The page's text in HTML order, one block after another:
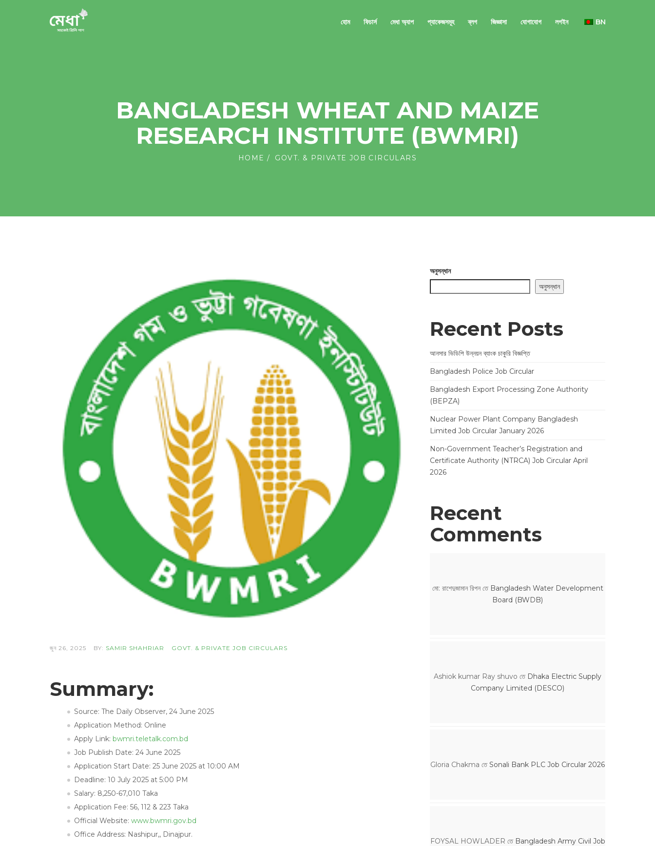
হোম ফিচার্স মেধা অ্যাপ প্যাকেজসমূহ ব্লগ জিজ্ঞাসা যোগাযোগ লগইন BN
BANGLADESH WHEAT AND MAIZE
RESEARCH INSTITUTE (BWMRI)
HOME GOVT. & PRIVATE JOB CIRCULARS
জুন 26, 2025 BY: SAMIR SHAHRIAR GOVT. & PRIVATE JOB CIRCULARS
Summary:
Source: The Daily Observer, 24 June 2025
Application Method: Online
Apply Link: bwmri.teletalk.com.bd
Job Publish Date: 24 June 2025
Application Start Date: 25 June 2025 at 10:00 AM
Deadline: 10 July 2025 at 5:00 PM
Salary: 8,250-67,010 Taka
Application Fee: 56, 112 & 223 Taka
Official Website: www.bwmri.gov.bd
Office Address: Nashipur,, Dinajpur.
অনুসন্ধান
অনুসন্ধান
Recent Posts
আনসার ভিডিপি উন্নয়ন ব্যাংক চাকুরি বিজ্ঞপ্তি
Bangladesh Police Job Circular
Bangladesh Export Processing Zone Authority
(BEPZA)
Nuclear Power Plant Company Bangladesh
Limited Job Circular January 2026
Non-Government Teacher’s Registration and
Certificate Authority (NTRCA) Job Circular April
2026
Recent
Comments
মো: রাশেদুজামান রিপনতে Bangladesh Water Development
Board (BWDB)
Ashiok kumar Ray shuvo তে Dhaka Electric Supply
Company Limited (DESCO)
Gloria Chakma তেSonali Bank PLC Job Circular 2026
FOYSAL HOWLADER তে Bangladesh Army Civil Job